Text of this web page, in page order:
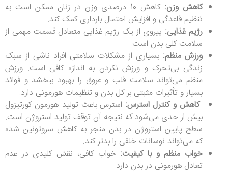
کاهش وزن:
کاهش 10 درصدی وزن در زنان ممکن است به
تنظیم قاعدگی و افزایش احتمال بارداری کمک کند.
رژیم غذایی: پیروی از یک رژیم غذایی متعادل قسمت مهمی از
سلامت کلی بدن است.
ورزش منظم: بسیاری از مشکلات سلامتی افراد ناشی از سبک
زندگی بی‌تحرک و ورزش نکردن به اندازه کافی است. ورزش
منظم می‌تواند سلامت قلب و عروق را بهبود ببخشد و فوائد
بسیار و تأثیرات مثبتی بر کل بدن و تنظیمات هورمونی دارد.
کاهش و کنترل استرس: استرس باعث تولید هورمون کورتیزول
بیش از حدی می‌شود که نتیجه آن توقف تولید استروژن است.
سطح پایین استروژن در بدن منجر به کاهش سروتونین شده
که می‌تواند نوسانات خلقی را بدتر کند.
خواب منظم و با کیفیت: خواب کافی، نقش کلیدی در عدم
تعادل هورمونی در بدن دارد.